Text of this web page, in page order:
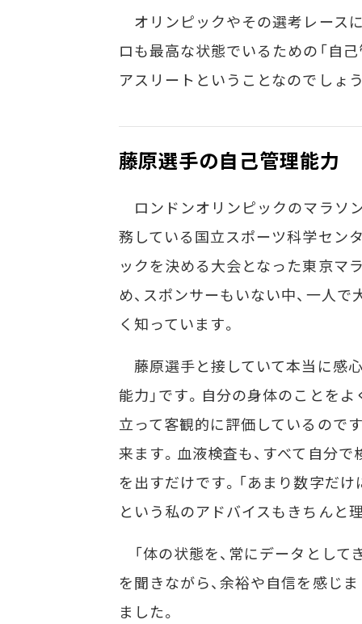
オリンピックやその選考レース
ロも最高な状態でいるための「自
アスリートということなのでしょ
藤原選手の自己管理能力
ロンドンオリンピックのマラソ
務している国立スポーツ科学セン
ックを決める大会となった東京マ
め、スポンサーもいない中、一人
く知っています。
藤原選手と接していて本当に感
能力」です。自分の身体のことを
立って客観的に評価しているので
来ます。血液検査も、すべて自分
を出すだけです。「あまり数字だ
という私のアドバイスもきちんと
「体の状態を、常にデータとし
を聞きながら、余裕や自信を感じ
ました。